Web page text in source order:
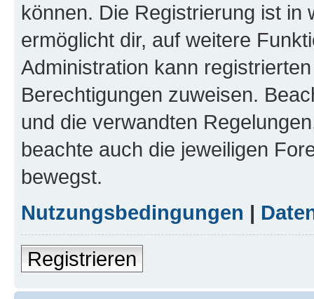
können. Die Registrierung ist in
ermöglicht dir, auf weitere
Administration kann
Berechtigungen zuweisen.
und die verwandten
beachte auch die jeweiligen
bewegst.
Nutzungsbedingungen |
Registrieren